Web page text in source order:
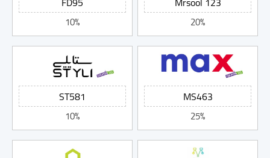
20%
10%
25%
10%